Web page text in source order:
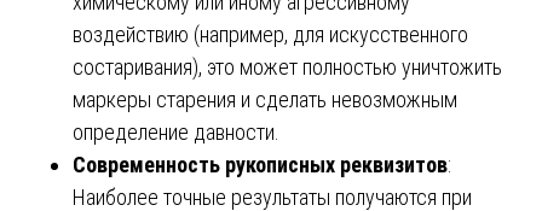
воздействию (например, для искусственного
состаривания), это может полностью уничтожить
маркеры старения и сделать невозможным
определение давности.
Современность рукописных реквизитов:
Наиболее точные результаты получаются при